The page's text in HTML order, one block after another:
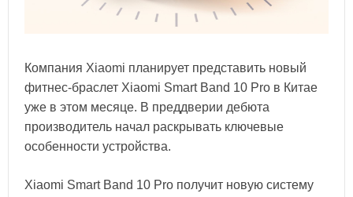
Компания Xiaomi планирует представить новый
фитнес-браслет Xiaomi Smart Band 10 Pro в Китае
уже в этом месяце. В преддверии дебюта
производитель начал раскрывать ключевые
особенности устройства.
Xiaomi Smart Band 10 Pro получит новую систему